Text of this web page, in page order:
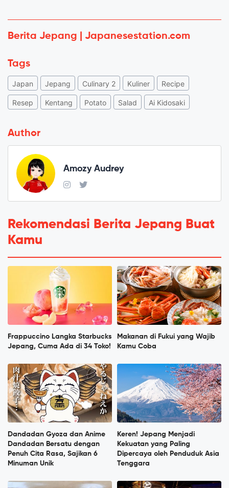
Berita Jepang | Japanesestation.com
Tags
Japan Jepang Culinary 2 Kuliner Recipe
Resep Kentang Potato Salad Ai Kidosaki
Author
Amozy Audrey
Rekomendasi Berita Jepang Buat
Kamu
Frappuccino Langka Starbucks
Jepang, Cuma Ada di 34 Toko!
Makanan di Fukui yang Wajib
Kamu Coba
Dandadan Gyoza dan Anime
Dandadan Bersatu dengan
Penuh Cita Rasa, Sajikan 6
Minuman Unik
Keren! Jepang Menjadi
Kekuatan yang Paling
Dipercaya oleh Penduduk Asia
Tenggara